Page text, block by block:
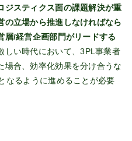
ジスティクス面の課題解決が重
の立場から推進しなければなら
層/経営企画部門がリードする
しい時代において、3PL事業者
場合、効率化効果を分け合うな
なるように進めることが必要